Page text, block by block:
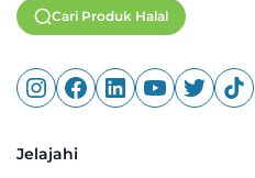
Cari Produk Halal
Jelajahi